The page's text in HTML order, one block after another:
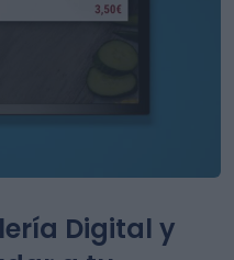
Digital y